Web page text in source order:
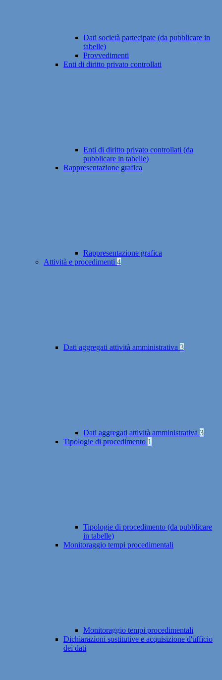
Dati società partecipate (da pubblicare in
tabelle)
Provvedimenti
Enti di diritto privato controllati
Enti di diritto privato controllati (da
pubblicare in tabelle)
Rappresentazione grafica
Rappresentazione grafica
Attività e procedimenti 4
Dati aggregati attività amministrativa 3
Dati aggregati attività amministrativa 3
Tipologie di procedimento 1
Tipologie di procedimento (da pubblicare
in tabelle)
Monitoraggio tempi procedimentali
Monitoraggio tempi procedimentali
Dichiarazioni sostitutive e acquisizione d'ufficio
dei dati